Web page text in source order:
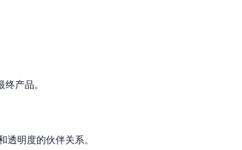
产品。
明度的伙伴关系。